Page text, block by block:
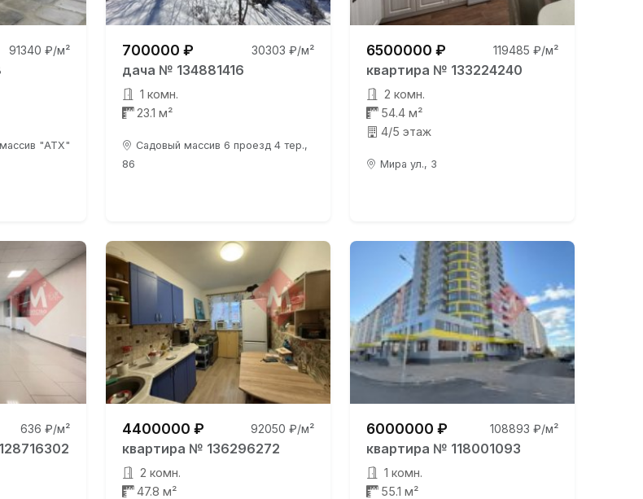
91340 ₽/м²
"АТХ"
700000 ₽ 30303 ₽/м²
дача № 134881416
1 комн.
23.1 м²
Садовый массив 6 проезд 4 тер.,
86
6500000 ₽ 119485 ₽/м²
квартира № 133224240
2 комн.
54.4 м²
4/5 этаж
Мира ул., 3
636 ₽/м² 4400000 ₽ 92050 ₽/м²
квартира № 136296272
2 комн.
47.8 м²
6000000 ₽ 108893 ₽/м²
квартира № 118001093
1 комн.
55.1 м²